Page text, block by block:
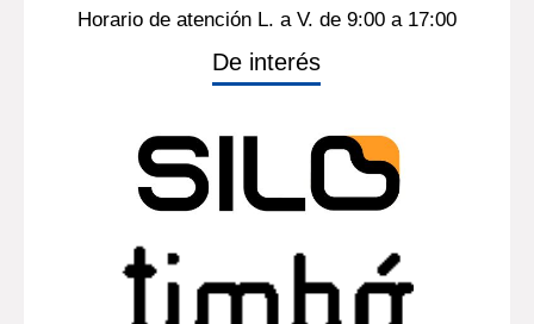
Horario de atención L. a V. de 9:00 a 17:00
De interés